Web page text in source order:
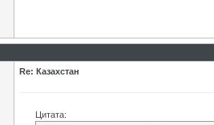
Re: Казахстан
Цитата: